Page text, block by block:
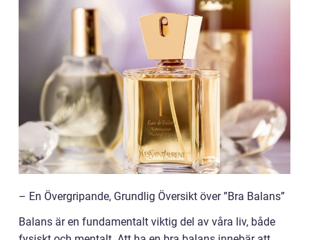
– En Övergripande, Grundlig Översikt över ”Bra Balans”
Balans är en fundamentalt viktig del av våra liv, både